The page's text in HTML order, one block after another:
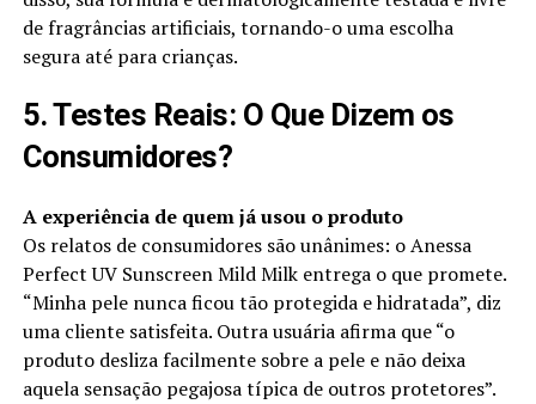
de fragrâncias artificiais, tornando-o uma escolha
segura até para crianças.
5. Testes Reais: O Que Dizem os
Consumidores?
A experiência de quem já usou o produto
Os relatos de consumidores são unânimes: o Anessa
Perfect UV Sunscreen Mild Milk entrega o que promete.
“Minha pele nunca ficou tão protegida e hidratada”, diz
uma cliente satisfeita. Outra usuária afirma que “o
produto desliza facilmente sobre a pele e não deixa
aquela sensação pegajosa típica de outros protetores”.